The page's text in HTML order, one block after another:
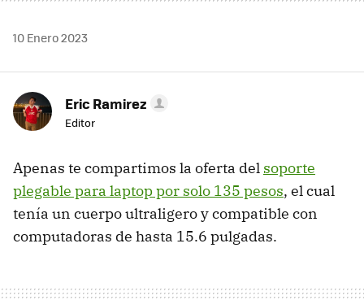
10 Enero 2023
Eric Ramirez
Editor
Apenas te compartimos la oferta del soporte
plegable para laptop por solo 135 pesos, el cual
tenía un cuerpo ultraligero y compatible con
computadoras de hasta 15.6 pulgadas.